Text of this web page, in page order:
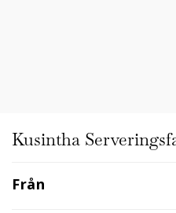
Kusintha
Från